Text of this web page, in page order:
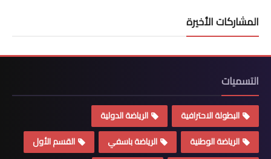
المشاركات الأخيرة
التسميات
البطولة الاحترافية
الرياضة الدولية
الرياضة الوطنية
الرياضة باسفي
القسم الأول